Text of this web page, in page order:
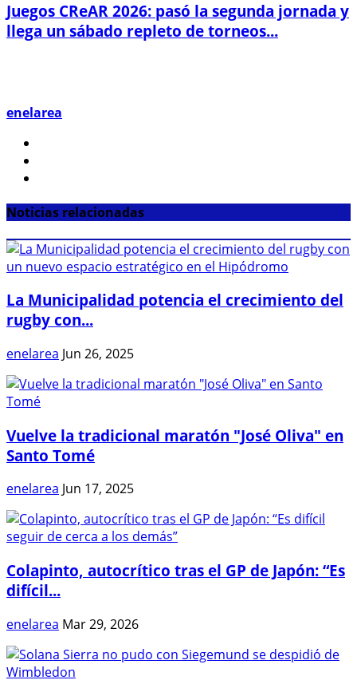
Juegos CReAR 2026: pasó la segunda jornada y
llega un sábado repleto de torneos...
enelarea
Noticias relacionadas
La Municipalidad potencia el crecimiento del
rugby con...
enelarea Jun 26, 2025
Vuelve la tradicional maratón "José Oliva" en
Santo Tomé
enelarea Jun 17, 2025
Colapinto, autocrítico tras el GP de Japón: “Es
difícil...
enelarea Mar 29, 2026